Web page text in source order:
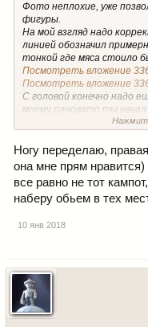
Фото неплохие, уже
фигуры.
На мой взгляд надо
линией обозначил
тонкой где мяса стоило
Посмотреть вложение
Посмотреть вложение
С головой конечно надо
моему рановато ты
пуговицы и ремень.
Ногу переделаю,
она мне прям
все равно не тот
наберу обьем в тех
10 янв 2018